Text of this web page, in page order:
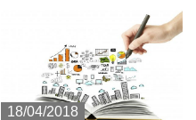
18/04/2018